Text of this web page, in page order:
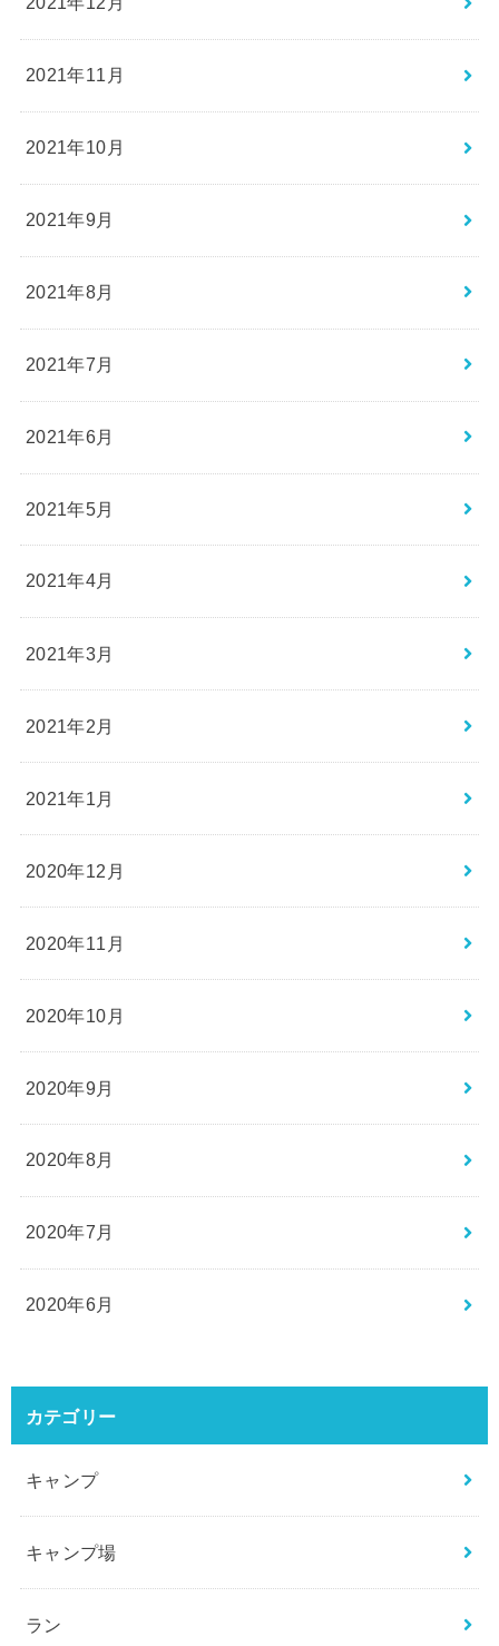
2021年11月
2021年10月
2021年9月
2021年8月
2021年7月
2021年6月
2021年5月
2021年4月
2021年3月
2021年2月
2021年1月
2020年12月
2020年11月
2020年10月
2020年9月
2020年8月
2020年7月
2020年6月
カテゴリー
キャンプ
キャンプ場
ラン